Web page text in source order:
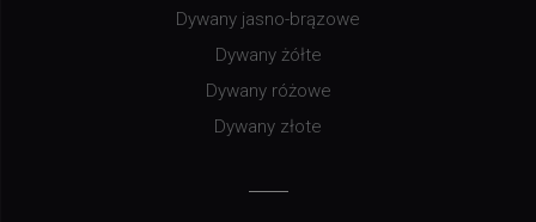
Dywany jasno-brązowe
Dywany żółte
Dywany różowe
Dywany złote